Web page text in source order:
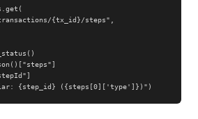
{tx_id}/steps",
{step_id} ({steps[0]['type']})")